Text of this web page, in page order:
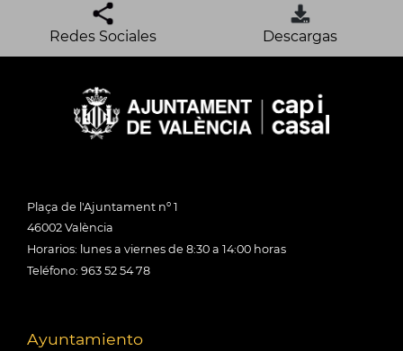
Redes Sociales Descargas
Plaça de l'Ajuntament nº 1
46002 València
Horarios: lunes a viernes de 8:30 a 14:00 horas
Teléfono: 963 52 54 78
Ayuntamiento